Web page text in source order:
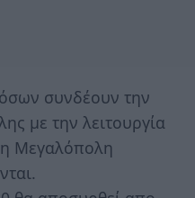
συνδέουν την
με την λειτουργία
Μεγαλόπολη